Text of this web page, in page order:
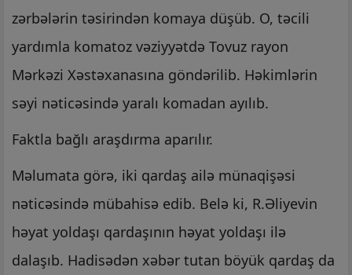
zərbələrin təsirindən komaya düşüb. O, təcili
yardımla komatoz vəziyyətdə Tovuz rayon
Mərkəzi Xəstəxanasına göndərilib. Həkimlərin
səyi nəticəsində yaralı komadan ayılıb.
Faktla bağlı araşdırma aparılır.
Məlumata görə, iki qardaş ailə münaqişəsi
nəticəsində mübahisə edib. Belə ki, R.Əliyevin
həyat yoldaşı qardaşının həyat yoldaşı ilə
dalaşıb. Hadisədən xəbər tutan böyük qardaş da